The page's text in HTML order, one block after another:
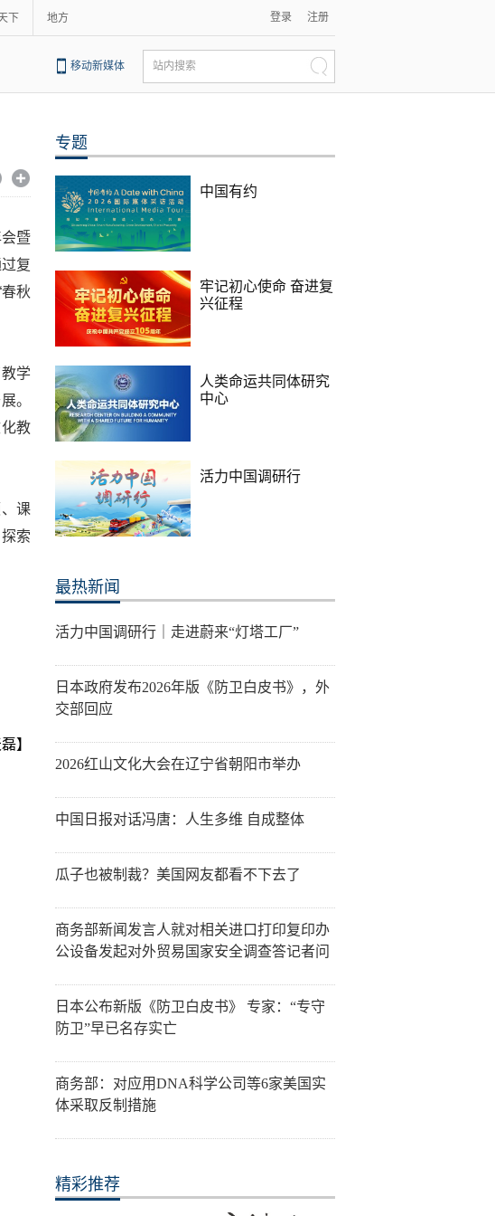
下 地方 登录 注册
移动新媒体 站内搜索
暨
复
秋
学
。
教
课
索
】
专题
中国有约
牢记初心使命 奋进复
兴征程
人类命运共同体研究
中心
活力中国调研行
最热新闻
活力中国调研行｜走进蔚来“灯塔工厂”
日本政府发布2026年版《防卫白皮书》，外
交部回应
2026红山文化大会在辽宁省朝阳市举办
中国日报对话冯唐：人生多维 自成整体
瓜子也被制裁？美国网友都看不下去了
商务部新闻发言人就对相关进口打印复印办
公设备发起对外贸易国家安全调查答记者问
日本公布新版《防卫白皮书》 专家：“专守
防卫”早已名存实亡
商务部：对应用DNA科学公司等6家美国实
体采取反制措施
精彩推荐